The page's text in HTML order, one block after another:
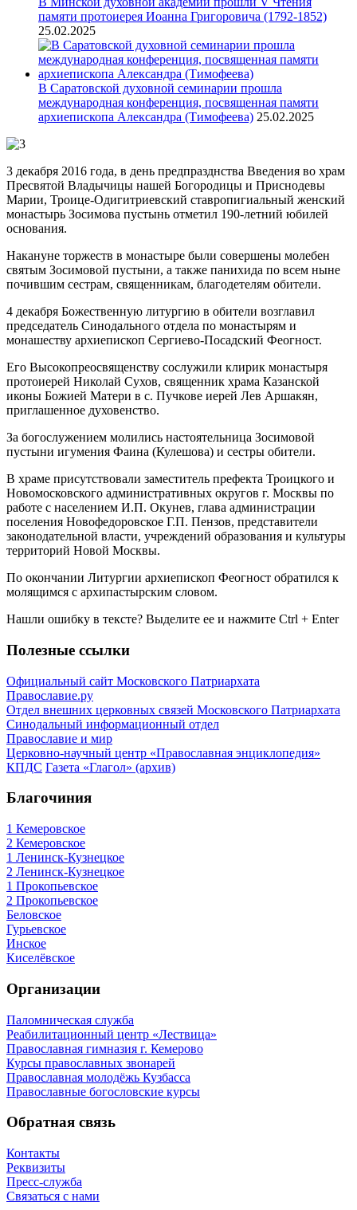
памяти протоиерея Иоанна Григоровича (1792-1852)
25.02.2025
В Саратовской духовной семинарии прошла
международная конференция, посвященная памяти
архиепископа Александра (Тимофеева) 25.02.2025
3 декабря 2016 года, в день предпразднства Введения во храм
Пресвятой Владычицы нашей Богородицы и Приснодевы
Марии, Троице-Одигитриевский ставропигиальный женский
монастырь Зосимова пустынь отметил 190-летний юбилей
основания.
Накануне торжеств в монастыре были совершены молебен
святым Зосимовой пустыни, а также панихида по всем ныне
почившим сестрам, священникам, благодетелям обители.
4 декабря Божественную литургию в обители возглавил
председатель Синодального отдела по монастырям и
монашеству архиепископ Сергиево-Посадский Феогност.
Его Высокопреосвященству сослужили клирик монастыря
протоиерей Николай Сухов, священник храма Казанской
иконы Божией Матери в с. Пучкове иерей Лев Аршакян,
приглашенное духовенство.
За богослужением молились настоятельница Зосимовой
пустыни игумения Фаина (Кулешова) и сестры обители.
В храме присутствовали заместитель префекта Троицкого и
Новомосковского административных округов г. Москвы по
работе с населением И.П. Окунев, глава администрации
поселения Новофедоровское Г.П. Пензов, представители
законодательной власти, учреждений образования и культуры
территорий Новой Москвы.
По окончании Литургии архиепископ Феогност обратился к
молящимся с архипастырским словом.
Нашли ошибку в тексте? Выделите ее и нажмите Ctrl + Enter
Полезные ссылки
Официальный сайт Московского Патриархата
Православие.ру
Отдел внешних церковных связей Московского Патриархата
Синодальный информационный отдел
Православие и мир
Церковно-научный центр «Православная энциклопедия»
КПДС Газета «Глагол» (архив)
Благочиния
1 Кемеровское
2 Кемеровское
1 Ленинск-Кузнецкое
2 Ленинск-Кузнецкое
1 Прокопьевское
2 Прокопьевское
Беловское
Гурьевское
Инское
Киселёвское
Организации
Паломническая служба
Реабилитационный центр «Лествица»
Православная гимназия г. Кемерово
Курсы православных звонарей
Православная молодёжь Кузбасса
Православные богословские курсы
Обратная связь
Контакты
Реквизиты
Пресс-служба
Связаться с нами